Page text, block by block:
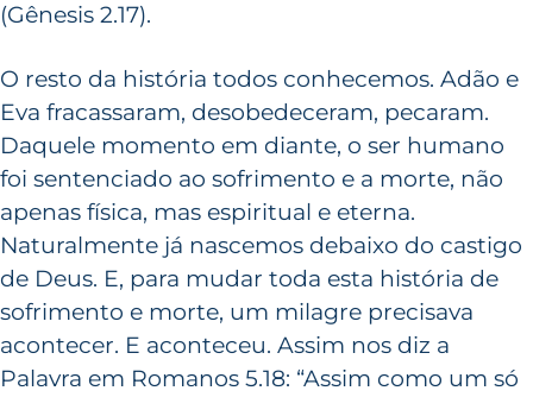
(Gênesis 2.17).
O resto da história todos conhecemos. Adão e
Eva fracassaram, desobedeceram, pecaram.
Daquele momento em diante, o ser humano
foi sentenciado ao sofrimento e a morte, não
apenas física, mas espiritual e eterna.
Naturalmente já nascemos debaixo do castigo
de Deus. E, para mudar toda esta história de
sofrimento e morte, um milagre precisava
acontecer. E aconteceu. Assim nos diz a
Palavra em Romanos 5.18: “Assim como um só